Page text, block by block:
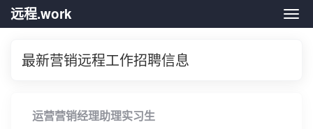
远
远程.work
最新营销远程工作招聘信息
运营营销经理助理实习生